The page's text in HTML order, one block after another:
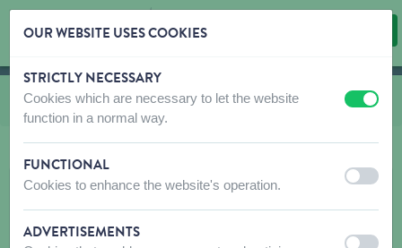
Skip content
Skip language choice
Vous êtes ici:
de Cat's Best
OUR WEBSITE USES COOKIES
STRICTLY NECESSARY
Cookies which are necessary to let the website
function in a normal way.
off on
FUNCTIONAL
Cookies to enhance the website's operation. off on
ADVERTISEMENTS